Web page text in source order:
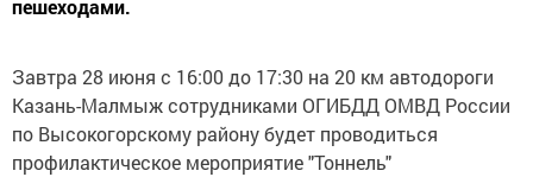
пешеходами.
Завтра 28 июня с 16:00 до 17:30 на 20 км автодороги
Казань-Малмыж сотрудниками ОГИБДД ОМВД России
по Высокогорскому району будет проводиться
профилактическое мероприятие "Тоннель"